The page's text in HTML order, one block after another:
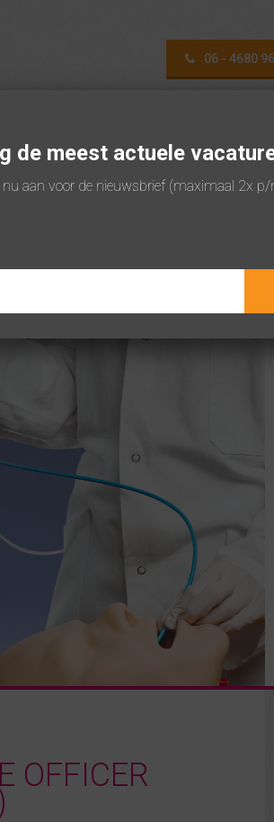
06 - 4680
OFFICER
de meest actuele
nu aan voor de nieuwsbrief (maximaal 2x